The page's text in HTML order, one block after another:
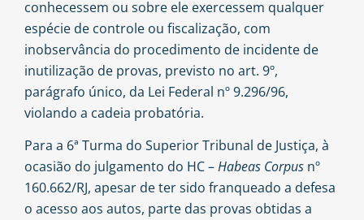
conhecessem ou sobre ele exercessem qualquer
espécie de controle ou fiscalização, com
inobservância do procedimento de incidente de
inutilização de provas, previsto no art. 9º,
parágrafo único, da Lei Federal nº 9.296/96,
violando a cadeia probatória.
Para a 6ª Turma do Superior Tribunal de Justiça, à
ocasião do julgamento do HC –Habeas Corpus nº
160.662/RJ, apesar de ter sido franqueado a defesa
o acesso aos autos, parte das provas obtidas a